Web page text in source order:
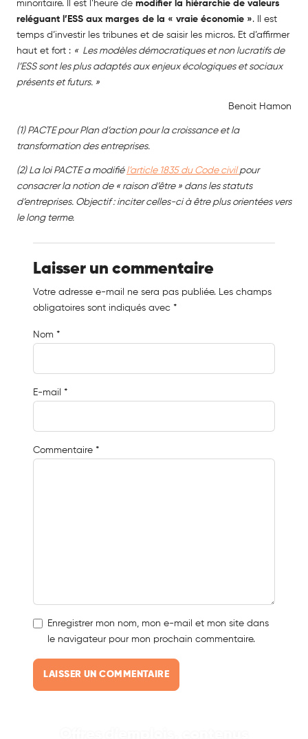
minoritaire. Il est l’heure de modifier la hiérarchie de valeurs
reléguant l’ESS aux marges de la « vraie économie ». Il est
temps d’investir les tribunes et de saisir les micros. Et d’affirmer
haut et fort : « Les modèles démocratiques et non lucratifs de
l’ESS sont les plus adaptés aux enjeux écologiques et sociaux
présents et futurs. »
Benoit Hamon
(1) PACTE pour Plan d’action pour la croissance et la
transformation des entreprises.
(2) La loi PACTE a modifié l’article 1835 du Code civilpour
consacrer la notion de « raison d’être » dans les statuts
d’entreprises. Objectif : inciter celles-ci à être plus orientées vers
le long terme.
Laisser un commentaire
Votre adresse e-mail ne sera pas publiée.
Les champs
obligatoires sont indiqués avec *
Nom *
E-mail *
Commentaire *
Enregistrer mon nom, mon e-mail et mon site dans
le navigateur pour mon prochain commentaire.